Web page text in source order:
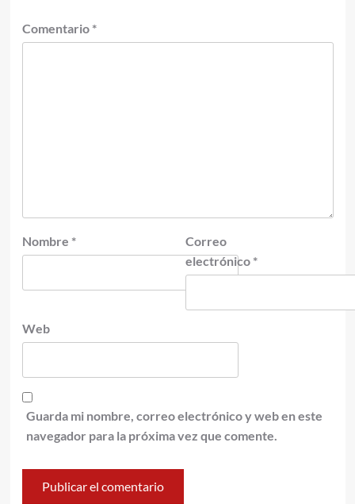
Comentario *
Nombre *
Correo
electrónico *
Web
Guarda mi nombre, correo electrónico y web en este
navegador para la próxima vez que comente.